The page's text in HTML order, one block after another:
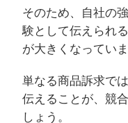
そのため、自社の
験として伝えられ
が大きくなっていま
単なる商品訴求で
伝えることが、競
しょう。